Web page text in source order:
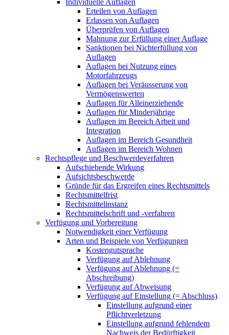
Erteilen von Auflagen
Erlassen von Auflagen
Überprüfen von Auflagen
Mahnung zur Erfüllung einer Auflage
Sanktionen bei Nichterfüllung von
Auflagen
Auflagen bei Nutzung eines
Motorfahrzeugs
Auflagen bei Veräusserung von
Vermögenswerten
Auflagen für Alleinerziehende
Auflagen für Minderjährige
Auflagen im Bereich Arbeit und
Integration
Auflagen im Bereich Gesundheit
Auflagen im Bereich Wohnen
Rechtspflege und Beschwerdeverfahren
Aufschiebende Wirkung
Aufsichtsbeschwerde
Gründe für das Ergreifen eines Rechtsmittels
Rechtsmittelfrist
Rechtsmittelinstanz
Rechtsmittelschrift und -verfahren
Verfügung und Vorbereitung
Notwendigkeit einer Verfügung
Arten und Beispiele von Verfügungen
Kostengutsprache
Verfügung auf Ablehnung
Verfügung auf Ablehnung (=
Abschreibung)
Verfügung auf Abweisung
Verfügung auf Einstellung (= Abschluss)
Einstellung aufgrund einer
Pflichtverletzung
Einstellung aufgrund fehlendem
Nachweis der Bedürftigkeit